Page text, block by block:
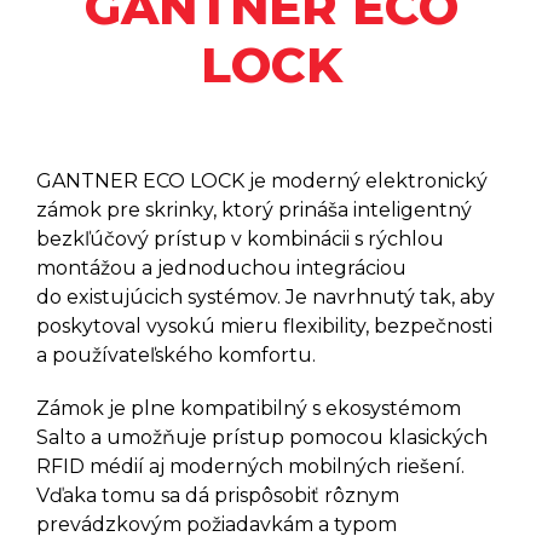
Šetriče Energie SALTO XS4
Šetriče Energie SALTO ENERGY
Samoobslužné Automaty SALTO
KIOSK
Elektronické Kľúče - SALTO
NOSIČE
Mobilná Technológia SALTO
JUSTIN
Softvérový Program SALTO
SPACE
SALTO KS
SALTO HOMELOK
LOCK
GANTNER ECO LOCK je moderný elektronický
zámok pre skrinky, ktorý prináša inteligentný
bezkľúčový prístup v kombinácii s rýchlou
montážou a jednoduchou integráciou
do existujúcich systémov. Je navrhnutý tak, aby
poskytoval vysokú mieru flexibility, bezpečnosti
a používateľského komfortu.
Zámok je plne kompatibilný s ekosystémom
Salto a umožňuje prístup pomocou klasických
RFID médií aj moderných mobilných riešení.
Vďaka tomu sa dá prispôsobiť rôznym
prevádzkovým požiadavkám a typom